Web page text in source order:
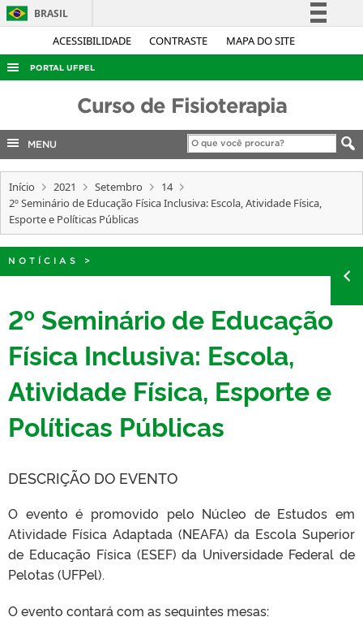
ACESSIBILIDADE CONTRASTE MAPA DO SITE
BRASIL
Simplifique!
Acesso à informação
Legislação
Canais
PORTAL UFPEL
COBALTO
EDITAIS
INTERNACIONAL
OUVIDORIA
TELEFONES
Curso de Fisioterapia
MENU
Início 2021 Setembro
14
2º Seminário de Educação Física Inclusiva: Escola, Atividade Física,
Esporte e Políticas Públicas
NOTÍCIAS >
2º Seminário de Educação
Física Inclusiva: Escola,
Atividade Física, Esporte e
Políticas Públicas
DESCRIÇÃO DO EVENTO
O evento é promovido pelo Núcleo de Estudos em
Atividade Física Adaptada (NEAFA) da Escola Superior
de Educação Física (ESEF) da Universidade Federal de
Pelotas (UFPel).
O evento contará com as seguintes mesas: